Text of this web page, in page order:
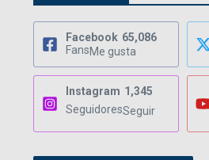
Facebook 65,086
FansMe gusta
Instagram 1,345
SeguidoresSeguir